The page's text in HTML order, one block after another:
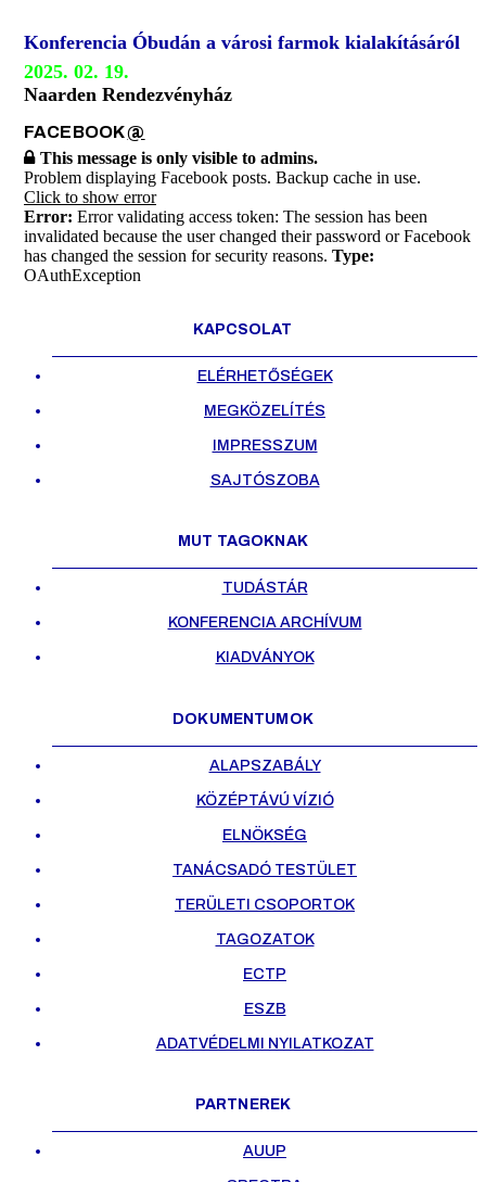
Konferencia Óbudán a városi farmok kialakításáról
2025. 02. 19.
Naarden Rendezvényház
FACEBOOK@
This message is only visible to admins.
Problem displaying Facebook posts. Backup cache in use.
Click to show error
Error: Error validating access token: The session has been
invalidated because the user changed their password or Facebook
has changed the session for security reasons. Type:
OAuthException
KAPCSOLAT
ELÉRHETŐSÉGEK
MEGKÖZELÍTÉS
IMPRESSZUM
SAJTÓSZOBA
MUT TAGOKNAK
TUDÁSTÁR
KONFERENCIA ARCHÍVUM
KIADVÁNYOK
DOKUMENTUMOK
ALAPSZABÁLY
KÖZÉPTÁVÚ VÍZIÓ
ELNÖKSÉG
TANÁCSADÓ TESTÜLET
TERÜLETI CSOPORTOK
TAGOZATOK
ECTP
ESZB
ADATVÉDELMI NYILATKOZAT
PARTNEREK
AUUP